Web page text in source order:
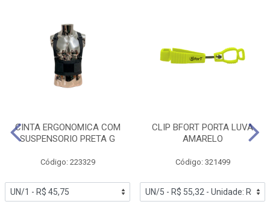
CINTA ERGONOMICA COM
SUSPENSORIO PRETA G
Código: 223329
CLIP BFORT PORTA LUVA
AMARELO
Código: 321499